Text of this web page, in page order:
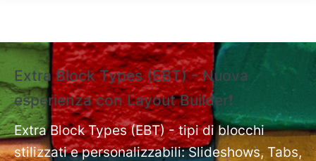
Extra Block Types (EBT) - Nuova
esperienza con Layout Builder❗
Extra Block Types (EBT) - tipi di blocchi
stilizzati e personalizzabili: Slideshows, Tabs,